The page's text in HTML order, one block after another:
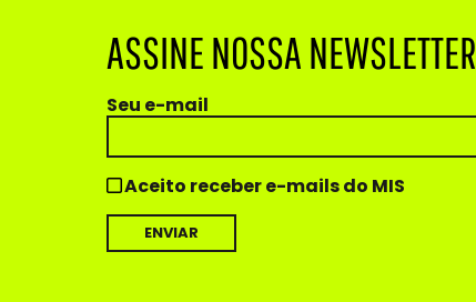
ASSINE NOSSA NEWSLETTER
Seu e-mail
Aceito receber e-mails do MIS